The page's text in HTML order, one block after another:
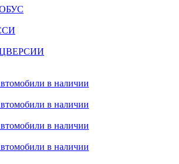
в наличии
в наличии
в наличии
в наличии